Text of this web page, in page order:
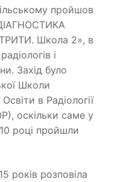
пройшов
Школа 2», в
і
Захід було
Школи
в Радіології
оскільки саме у
році пройшли
років розповіла